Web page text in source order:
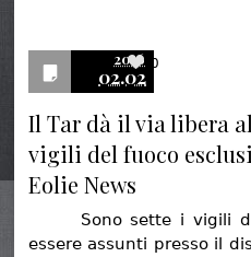
2016
02.02
0
Il Tar dà il via libera
vigili del fuoco
Eolie News
Sono sette i vigili del
essere assunti presso il